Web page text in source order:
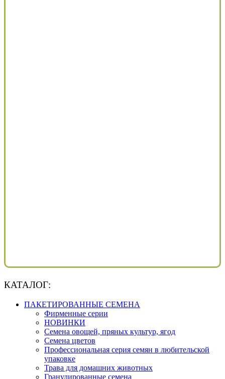
КАТАЛОГ:
ПАКЕТИРОВАННЫЕ СЕМЕНА
Фирменные серии
НОВИНКИ
Семена овощей, пряных культур, ягод
Семена цветов
Профессиональная серия семян в любительской
упаковке
Трава для домашних животных
Гранулированные семена